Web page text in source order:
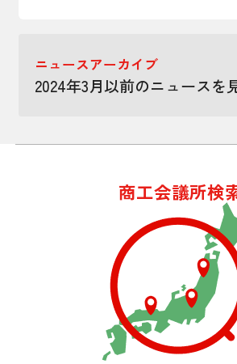
ニュースアーカイブ
2024年3月以前のニュースを
商工会議所検